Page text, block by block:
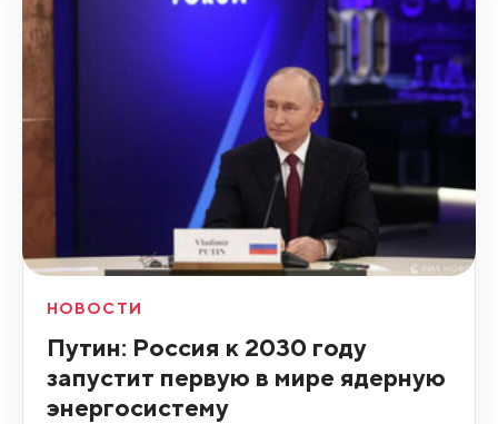
НОВОСТИ
Путин: Россия к 2030 году
запустит первую в мире ядерную
энергосистему